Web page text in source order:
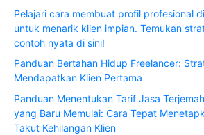
Pelajari cara membuat profil profesional
untuk menarik klien impian. Temukan
contoh nyata di sini!
Panduan Bertahan Hidup Freelancer:
Mendapatkan Klien Pertama
Panduan Menentukan Tarif Jasa
yang Baru Memulai: Cara Tepat
Takut Kehilangan Klien